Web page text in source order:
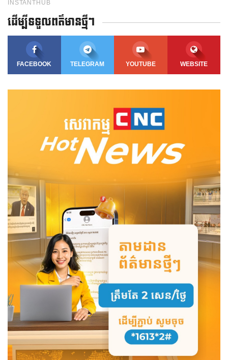
ដើម្បីទទួលពត៌មានថ្មីៗ
FACEBOOK TELEGRAM YOUTUBE WEBSITE